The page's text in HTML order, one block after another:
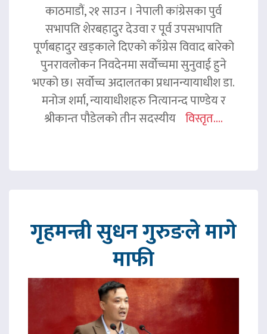
काठमाडौं, २१ साउन । नेपाली कांग्रेसका पुर्व
सभापति शेरबहादुर देउवा र पूर्व उपसभापति
पूर्णबहादुर खड्काले दिएको काँग्रेस विवाद बारेको
पुनरावलोकन निवदेनमा सर्वोच्चमा सुनुवाई हुने
भएको छ। सर्वोच्च अदालतका प्रधानन्यायाधीश डा.
मनोज शर्मा, न्यायाधीशहरु नित्यानन्द पाण्डेय र
श्रीकान्त पौडेलको तीन सदस्यीय विस्तृत....
गृहमन्त्री सुधन गुरुङले मागे
माफी